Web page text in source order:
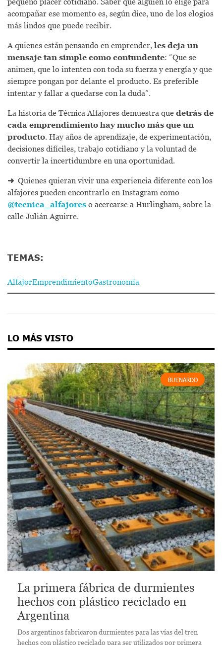
acompañar ese momento es, según dice, uno de los elogios
más lindos que puede recibir.
A quienes están pensando en emprender, les deja un
mensaje tan simple como contundente: “Que se
animen, que lo intenten con toda su fuerza y energía y que
siempre pongan por delante el producto. Es preferible
intentar y fallar a quedarse con la duda”.
La historia de Técnica Alfajores demuestra que detrás de
cada emprendimiento hay mucho más que un
producto. Hay años de aprendizaje, de experimentación,
decisiones difíciles, trabajo cotidiano y la voluntad de
convertir la incertidumbre en una oportunidad.
➜ Quienes quieran vivir una experiencia diferente con los
alfajores pueden encontrarlo en Instagram como
@tecnica_alfajores o acercarse a Hurlingham, sobre la
calle Julián Aguirre.
TEMAS:
AlfajorEmprendimientoGastronomía
LO MÁS VISTO
BUENARDO
La primera fábrica de durmientes
hechos con plástico reciclado en
Argentina
Dos argentinos fabricaron durmientes para las vías del tren
hechos con plástico reciclado para ser utilizados por primera